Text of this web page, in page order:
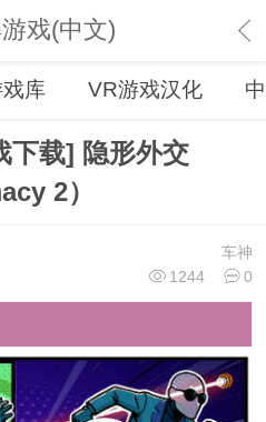
戏(中文)
库 VR游戏汉化
下载] 隐形外交
2）
车神
1244
0